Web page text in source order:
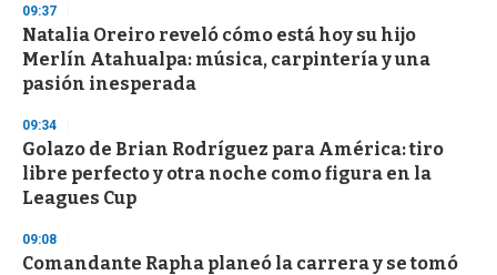
09:37
Natalia Oreiro reveló cómo está hoy su hijo
Merlín Atahualpa: música, carpintería y una
pasión inesperada
09:34
Golazo de Brian Rodríguez para América: tiro
libre perfecto y otra noche como figura en la
Leagues Cup
09:08
Comandante Rapha planeó la carrera y se tomó